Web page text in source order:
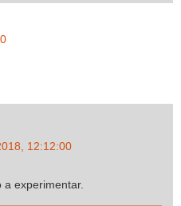
12:12:00
a experimentar.